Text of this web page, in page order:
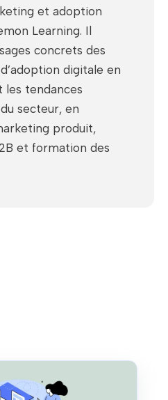
et adoption
Learning. Il
concrets des
digitale en
tendances
secteur, en
produit,
et formation des